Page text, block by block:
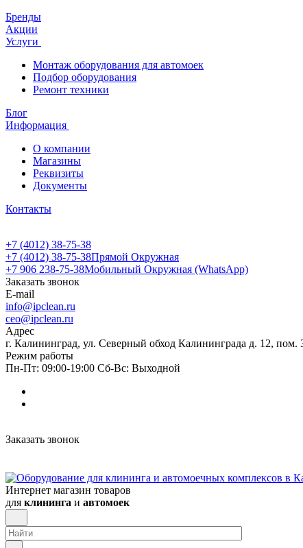
Бренды
Акции
Услуги
Монтаж оборудования для автомоек
Подбор оборудования
Ремонт техники
Блог
Информация
О компании
Магазины
Реквизиты
Документы
Контакты
+7 (4012) 38-75-38
+7 (4012) 38-75-38Прямой Окружная
+7 906 238-75-38Мобильный Окружная (WhatsApp)
Заказать звонок
E-mail
info@ipclean.ru
ceo@ipclean.ru
Адрес
г. Калининград, ул. Северный обход Калининграда д. 12, пом.
Режим работы
Пн-Пт: 09:00-19:00 Сб-Вс: Выходной
Заказать звонок
Интернет магазин товаров
для клининга и автомоек